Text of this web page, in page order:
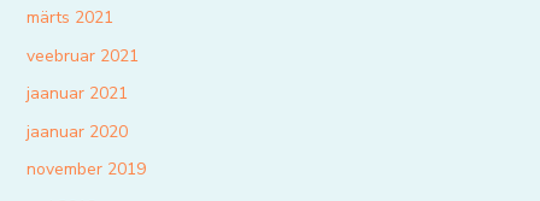
märts 2021
veebruar 2021
jaanuar 2021
jaanuar 2020
november 2019